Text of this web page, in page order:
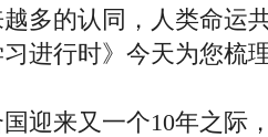
多的认同，人类命运
进行时》今天为您梳
来又一个10年之际